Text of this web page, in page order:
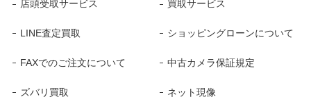
店頭受取サービス 買取サービス
LINE査定買取 ショッピングローンについて
FAXでのご注文について 中古カメラ保証規定
ズバリ買取 ネット現像